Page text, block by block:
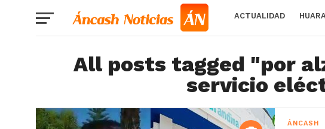
ACTUALIDAD
All posts tagged "por
servicio
ÁNCASH